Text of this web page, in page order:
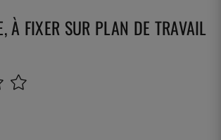
À FIXER SUR PLAN DE TRAVAIL